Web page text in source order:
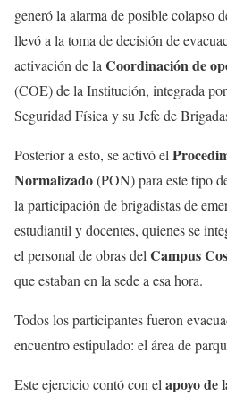
generó la alarma de posible colapso
llevó a la toma de decisión de
activación de la Coordinación de
(COE) de la Institución, integrada
Seguridad Física y su Jefe de
Posterior a esto, se activó el
Normalizado(PON) para este tipo
la participación de brigadistas de
estudiantil y docentes, quienes se
el personal de obras del Campus
que estaban en la sede a esa hora.
Todos los participantes fueron
encuentro estipulado: el área de
Este ejercicio contó con el apoyo de